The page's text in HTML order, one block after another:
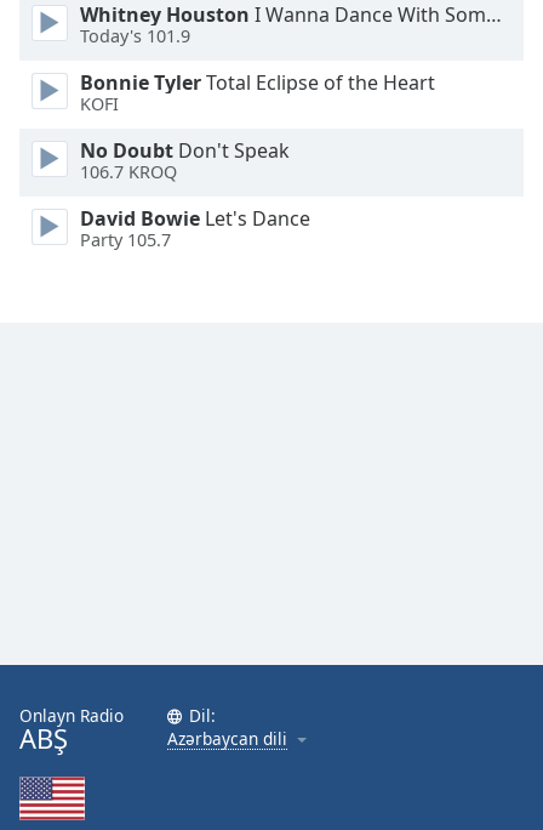
Font
Modal
Dialog
End
Whitney Houston I Wanna Dance With Somebody
Today's 101.9
Bonnie TylerTotal Eclipse of the Heart
KOFI
No Doubt Don't Speak
106.7 KROQ
David Bowie Let's Dance
Party 105.7
Onlayn Radio
ABŞ
Dil:
Azərbaycan dili